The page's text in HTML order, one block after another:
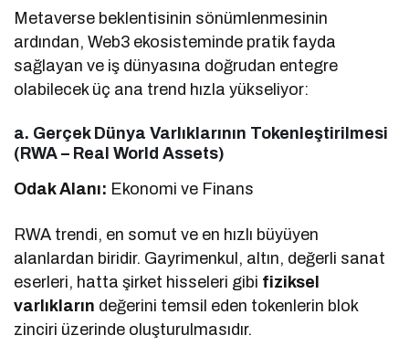
Metaverse beklentisinin sönümlenmesinin
ardından, Web3 ekosisteminde pratik fayda
sağlayan ve iş dünyasına doğrudan entegre
olabilecek üç ana trend hızla yükseliyor:
a. Gerçek Dünya Varlıklarının Tokenleştirilmesi
(RWA – Real World Assets)
Odak Alanı: Ekonomi ve Finans
RWA trendi, en somut ve en hızlı büyüyen
alanlardan biridir. Gayrimenkul, altın, değerli sanat
eserleri, hatta şirket hisseleri gibi fiziksel
varlıkların değerini temsil eden tokenlerin blok
zinciri üzerinde oluşturulmasıdır.